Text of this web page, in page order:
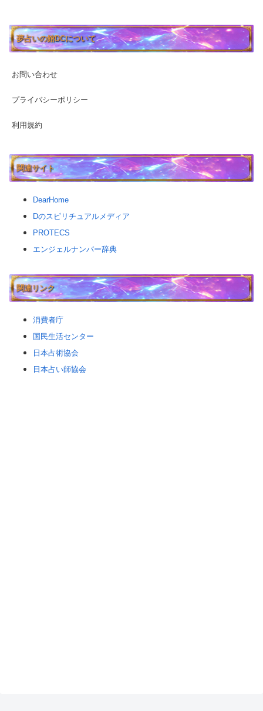
夢占いの館DCについて
お問い合わせ
プライバシーポリシー
利用規約
関連サイト
DearHome
Dのスピリチュアルメディア
PROTECS
エンジェルナンバー辞典
関連リンク
消費者庁
国民生活センター
日本占術協会
日本占い師協会